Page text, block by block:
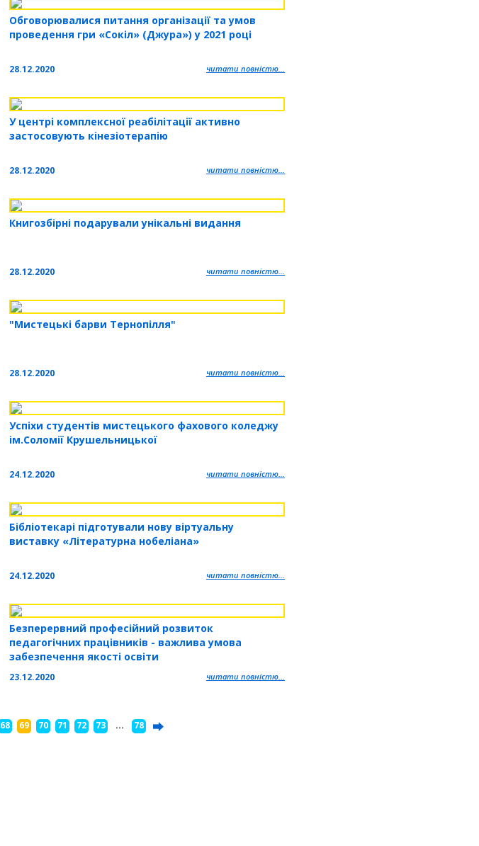
Обговорювалися питання організації та умов
проведення гри «Сокіл» (Джура») у 2021 році
28.12.2020 читати повністю...
У центрі комплексної реабілітації активно
застосовують кінезіотерапію
28.12.2020 читати повністю...
Книгозбірні подарували унікальні видання
28.12.2020 читати повністю...
"Мистецькі барви Тернопілля"
28.12.2020 читати повністю...
Успіхи студентів мистецького фахового коледжу
ім.Соломії Крушельницької
24.12.2020 читати повністю...
Бібліотекарі підготували нову віртуальну
виставку «Літературна нобеліана»
24.12.2020 читати повністю...
Безперервний професійний розвиток
педагогічних працівників - важлива умова
забезпечення якості освіти
23.12.2020 читати повністю...
68 69 70 71 72 73 ... 78